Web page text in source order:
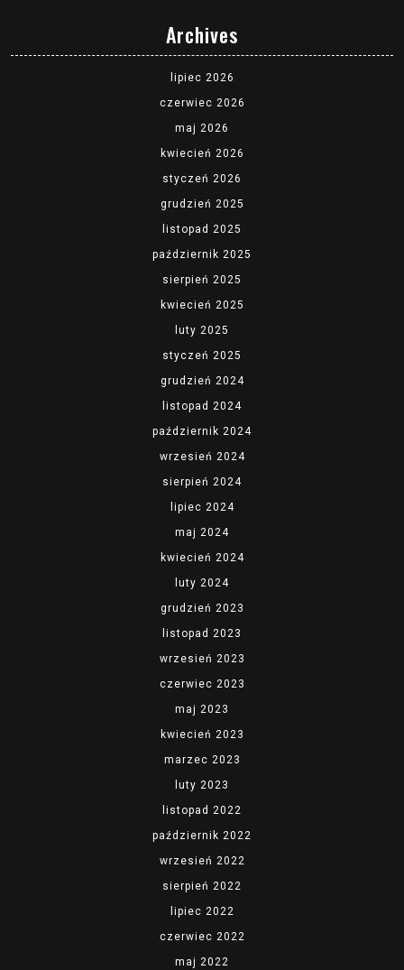
Archives
lipiec 2026
czerwiec 2026
maj 2026
kwiecień 2026
styczeń 2026
grudzień 2025
listopad 2025
październik 2025
sierpień 2025
kwiecień 2025
luty 2025
styczeń 2025
grudzień 2024
listopad 2024
październik 2024
wrzesień 2024
sierpień 2024
lipiec 2024
maj 2024
kwiecień 2024
luty 2024
grudzień 2023
listopad 2023
wrzesień 2023
czerwiec 2023
maj 2023
kwiecień 2023
marzec 2023
luty 2023
listopad 2022
październik 2022
wrzesień 2022
sierpień 2022
lipiec 2022
czerwiec 2022
maj 2022